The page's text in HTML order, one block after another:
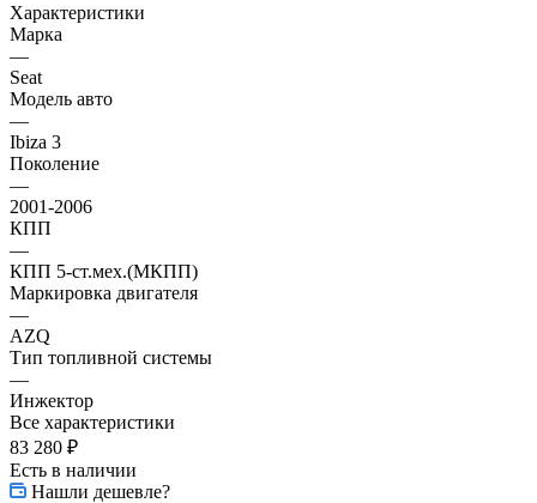
Характеристики
Марка
—
Seat
Модель авто
—
Ibiza 3
Поколение
—
2001-2006
КПП
—
КПП 5-ст.мех.(МКПП)
Маркировка двигателя
—
AZQ
Тип топливной системы
—
Инжектор
Все характеристики
83 280 ₽
Есть в наличии
Нашли дешевле?